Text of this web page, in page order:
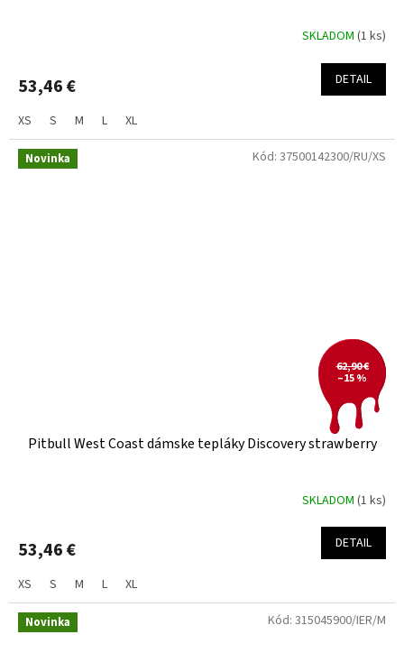
SKLADOM (1 ks)
53,46 € DETAIL
XS S M L XL
Novinka
62,90 €
–15 %
Pitbull West Coast dámske tepláky Discovery strawberry
SKLADOM (1 ks)
53,46 € DETAIL
XS S M L XL
Kód: 37500142300/RU/XS
Novinka Kód: 315045900/IER/M